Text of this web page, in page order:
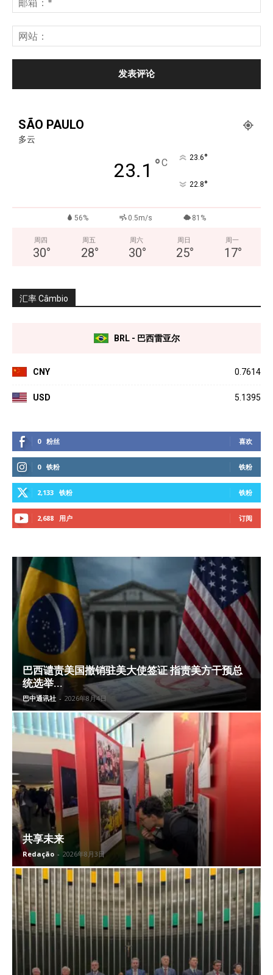
SÃO PAULO
多云
23.1 °C 23.6°
22.8°
56% 0.5m/s 81%
周四
30°
周五
28°
周六
30°
周日
25°
周一
17°
汇率 Câmbio
BRL - 巴西雷亚尔
CNY 0.7614
USD 5.1395
0 粉丝 喜欢
0 铁粉 铁粉
2,133 铁粉 铁粉
2,688 用户 订阅
巴西谴责美国撤销驻美大使签证 指责美方干预总
统选举...
巴中通讯社 - 2026年8月4日
共享未来
Redação - 2026年8月3日